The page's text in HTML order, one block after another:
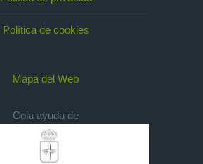
Política de cookies
Mapa del Web
Cola ayuda de